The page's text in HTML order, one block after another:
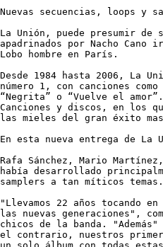
Nuevas secuencias, loops y
La Unión, puede presumir
apadrinados por Nacho
Lobo hombre en París.
Desde 1984 hasta 2006, La
número 1, con canciones
“Negrita” o “Vuelve el
Canciones y discos, en los
las mieles del gran éxito
En esta nueva entrega de La
Rafa Sánchez, Mario
había desarrollado
samplers a tan míticos temas.
"Llevamos 22 años tocando
las nuevas generaciones",
chicos de la banda.
el contrario, nuestros